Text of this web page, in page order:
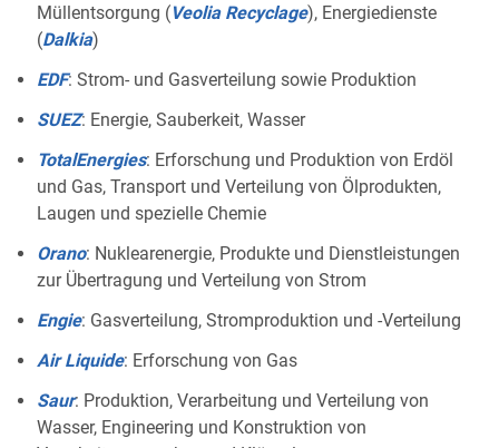
Müllentsorgung (Veolia Recyclage), Energiedienste
(Dalkia)
EDF: Strom- und Gasverteilung sowie Produktion
SUEZ: Energie, Sauberkeit, Wasser
TotalEnergies: Erforschung und Produktion von Erdöl
und Gas, Transport und Verteilung von Ölprodukten,
Laugen und spezielle Chemie
Orano: Nuklearenergie, Produkte und Dienstleistungen
zur Übertragung und Verteilung von Strom
Engie: Gasverteilung, Stromproduktion und -Verteilung
Air Liquide: Erforschung von Gas
Saur: Produktion, Verarbeitung und Verteilung von
Wasser, Engineering und Konstruktion von